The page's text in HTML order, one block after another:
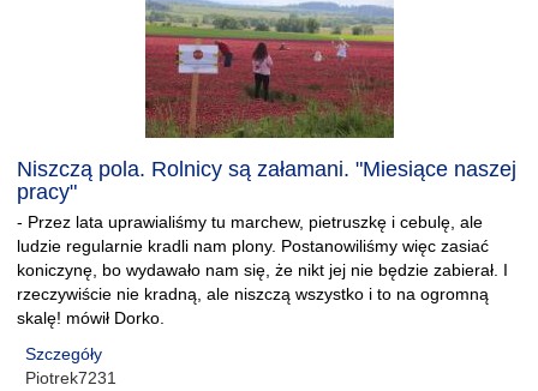
Niszczą pola. Rolnicy są załamani. "Miesiące naszej
pracy"
- Przez lata uprawialiśmy tu marchew, pietruszkę i cebulę, ale
ludzie regularnie kradli nam plony. Postanowiliśmy więc zasiać
koniczynę, bo wydawało nam się, że nikt jej nie będzie zabierał. I
rzeczywiście nie kradną, ale niszczą wszystko i to na ogromną
skalę! mówił Dorko.
Szczegóły
Piotrek7231